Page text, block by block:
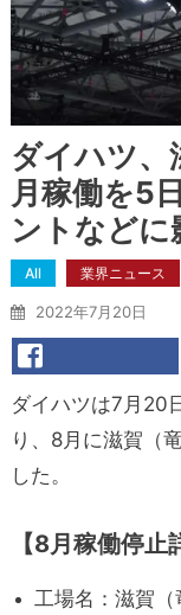
ダイハツ、
月稼働を5
ントなどに
All 業界ニュース
2022年7月20日
ダイハツは7月20
り、8月に滋賀（
した。
【8月稼働停止
工場名：滋賀